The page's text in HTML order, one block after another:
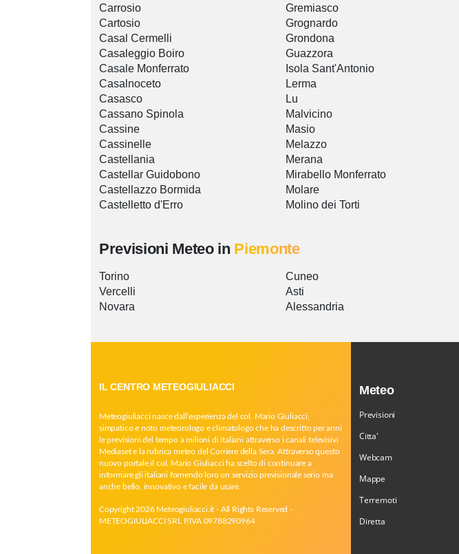
Carrosio
Cartosio
Casal Cermelli
Casaleggio Boiro
Casale Monferrato
Casalnoceto
Casasco
Cassano Spinola
Cassine
Cassinelle
Castellania
Castellar Guidobono
Castellazzo Bormida
Castelletto d'Erro
Gremiasco
Grognardo
Grondona
Guazzora
Isola Sant'Antonio
Lerma
Lu
Malvicino
Masio
Melazzo
Merana
Mirabello Monferrato
Molare
Molino dei Torti
Previsioni Meteo in Piemonte
Torino
Vercelli
Novara
Cuneo
Asti
Alessandria
IL CENTRO METEOGIULIACCI
Meteogiuliacci nasce dall’esperienza del col. Mario Giuliacci,
simpatico e noto meteorologo e climatologo che ha descritto per anni
le previsioni del tempo a milioni di italiani attraverso i canali televisivi
Mediaset e la rubrica meteo del Corriere della Sera. Attraverso questo
nuovo portale il col. Mario Giuliacci ha scelto di continuare a
informare gli italiani fornendo loro un servizio previsionale serio ma
anche bello, innovativo e facile da usare.
Copyright 2026 Meteogiuliacci.it - All Rights Reserved -
METEOGIULIACCI SRL P.IVA 09788290964
Meteo
Previsioni
Citta'
Webcam
Mappe
Terremoti
Diretta